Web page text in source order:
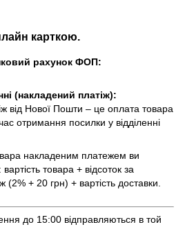
карткою.
рахунок ФОП:
(накладений платіж):
від Нової Пошти – це оплата товара
отримання посилки у відділенні
накладеним платежем ви
товара + відсоток за
(2% + 20 грн) + вартість доставки.
до 15:00 відправляються в той